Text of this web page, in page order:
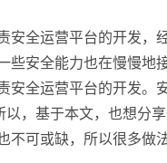
安全运营平台的开发
些安全能力也在慢慢
安全运营平台的开发
，基于本文，也想分
可或缺，所以很多做